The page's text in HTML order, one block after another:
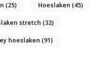
(25) Hoeslaken (45)
stretch (32)
hoeslaken (91)